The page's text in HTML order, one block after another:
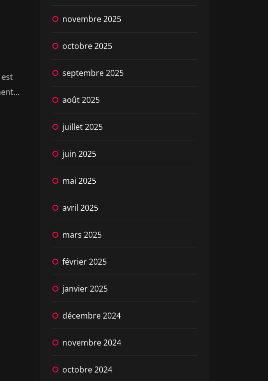
novembre 2025
octobre 2025
septembre 2025
août 2025
juillet 2025
juin 2025
mai 2025
avril 2025
mars 2025
février 2025
janvier 2025
décembre 2024
novembre 2024
octobre 2024